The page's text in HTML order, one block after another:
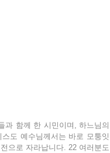
과 함께 한 시민이며, 하느님의
도 예수님께서는 바로 모퉁잇
으로 자라납니다. 22 여러분도